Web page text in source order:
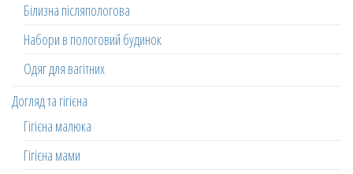
Білизна післяпологова
Набори в пологовий будинок
Одяг для вагітних
Догляд та гігієна
Гігієна малюка
Гігієна мами